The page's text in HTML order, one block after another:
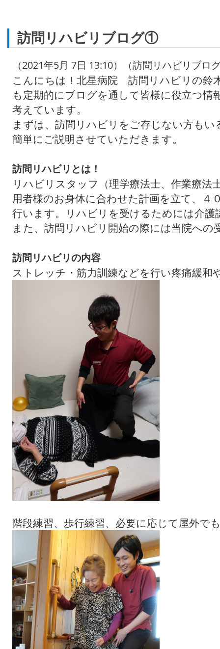
訪問リハビリブログ①
（2021年5月 7日 13:10）（訪問リハビリブロ
こんにちは！北星病院 訪問リハビリの鈴
も定期的にブログを通して皆様に役立つ情
考えています。
まずは、訪問リハビリをご存じない方も
簡単にご説明させていただきます。
訪問リハビリとは！
リハビリスタッフ（理学療法士、作業療法
用者様のお身体に合わせた計画を立て、４
行います。リハビリを受けるためには介護
また、訪問リハビリ開始の際には当院への
訪問リハビリの内容
ストレッチ・筋力訓練などを行い疼痛緩和
階段練習、歩行練習、必要に応じて屋外で